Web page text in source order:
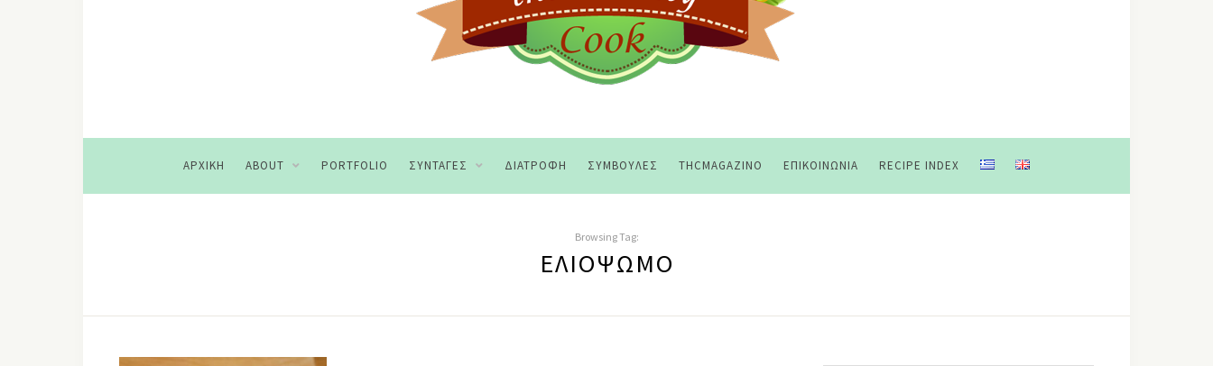
ΑΡΧΙΚΉ ABOUT PORTFOLIO ΣΥΝΤΑΓΈΣ ΔΙΑΤΡΟΦΉ ΣΥΜΒΟΥΛΈΣ THCMAGAZINO ΕΠΙΚΟΙΝΩΝΊΑ RECIPE INDEX
Browsing Tag:
ΕΛΙΌΨΩΜΟ